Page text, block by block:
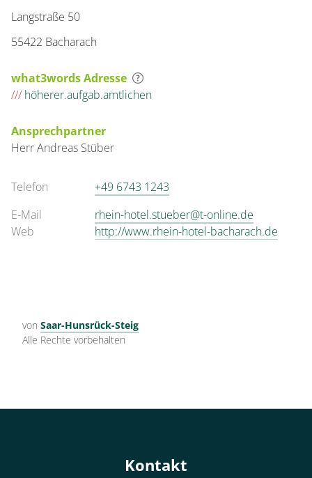
Langstraße 50
55422 Bacharach
what3words Adresse
/// höherer.aufgab.amtlichen
Ansprechpartner
HerrAndreas Stüber
Telefon
+49 6743 1243
E-Mail
rhein-hotel.stueber@t-online.de
Web
http://www.rhein-hotel-bacharach.de
von Saar-Hunsrück-Steig
Alle Rechte vorbehalten
Kontakt